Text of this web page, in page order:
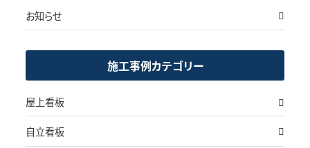
お知らせ
施工事例カテゴリー
屋上看板
自立看板